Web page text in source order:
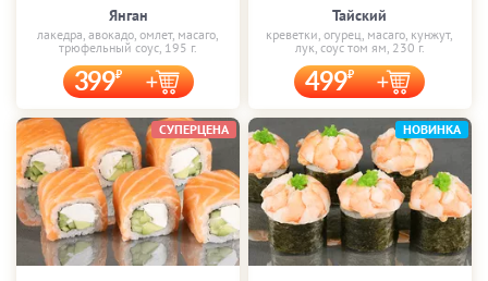
Янган
лакедра, авокадо, омлет, масаго,
трюфельный соус, 195 г.
399
Тайский
креветки, огурец, масаго, кунжут,
лук, соус том ям, 230 г.
499
СУПЕРЦЕНА НОВИНКА